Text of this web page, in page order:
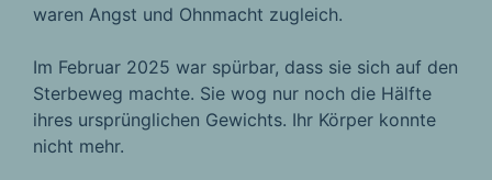
waren Angst und Ohnmacht zugleich.
Im Februar 2025 war spürbar, dass sie sich auf den
Sterbeweg machte. Sie wog nur noch die Hälfte
ihres ursprünglichen Gewichts. Ihr Körper konnte
nicht mehr.